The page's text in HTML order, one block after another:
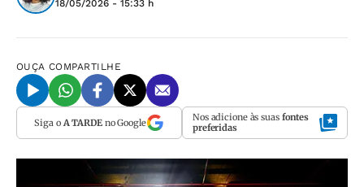
18/05/2026 - 15:33 h
OUÇA COMPARTILHE
Siga o A TARDEno Google Nos adicione às suas fontes
preferidas